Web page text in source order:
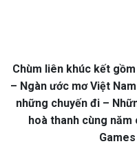
Chùm liên khúc kết
– Ngàn ước mơ Việt
những chuyến đi –
hoà thanh cùng năm